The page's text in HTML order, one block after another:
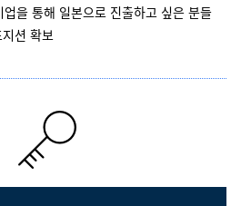
을 통해 일본으로 진출하고 싶은 분들
션 확보